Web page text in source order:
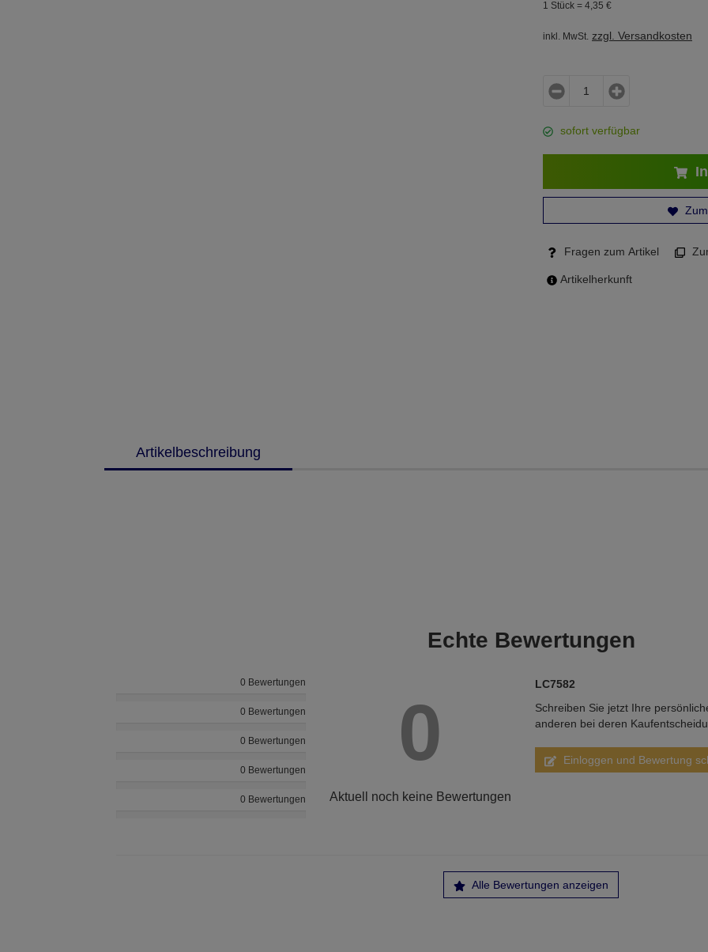
1 Stück = 4, 35 €
inkl. MwSt. zzgl. Versandkosten
sofort verfügbar
Fragen zum Artikel
Artikelherkunft
Artikelbeschreibung
Echte Bewertungen
0 Bewertungen
0 Bewertungen
0 Bewertungen
0 Bewertungen
0 Bewertungen
0
Aktuell noch keine Bewertungen
LC7582
Schreiben Sie jetzt Ihre
anderen bei deren
Einloggen und Bewertung
Alle Bewertungen anzeigen